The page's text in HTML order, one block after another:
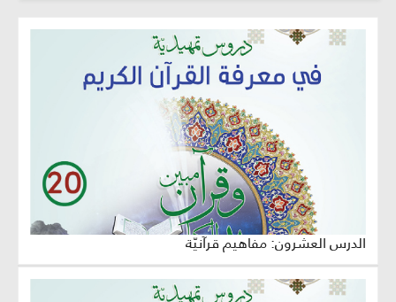
الدرس العشرون: مفاهيم قرآنيّة